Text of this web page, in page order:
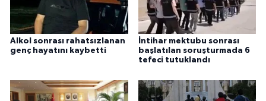
Alkol sonrası rahatsızlanan
genç hayatını kaybetti
İntihar mektubu sonrası
başlatılan soruşturmada 6
tefeci tutuklandı